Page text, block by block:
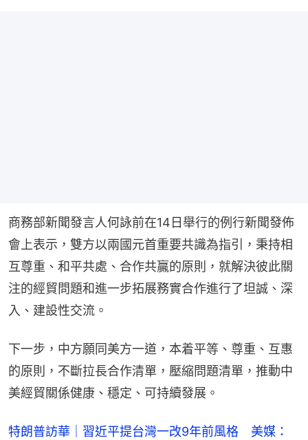
商務部新聞發言人何詠前在14日舉行的例行新聞發佈
會上表示，雙方以兩國元首重要共識為指引，秉持相
互尊重、和平共處、合作共贏的原則，就解決彼此關
注的經貿問題和進一步拓展務實合作進行了坦誠、深
入、建設性交流。
下一步，中方願同美方一道，本着平等、尊重、互惠
的原則，不斷拉長合作清單，壓縮問題清單，推動中
美經貿關係健康、穩定、可持續發展。
特朗普訪華｜習近平提台灣一改9年前風格 美媒：